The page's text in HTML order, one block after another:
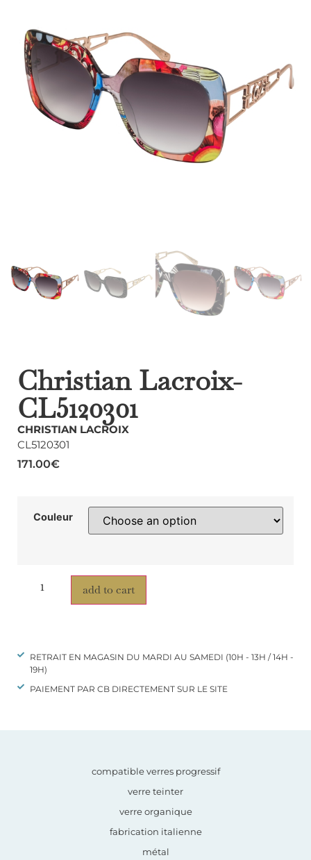
Christian Lacroix-
CL5120301
CHRISTIAN LACROIX
CL5120301
171.00€
Couleur
add to cart
RETRAIT EN MAGASIN DU MARDI AU SAMEDI (10H - 13H / 14H -
19H)
PAIEMENT PAR CB DIRECTEMENT SUR LE SITE
compatible verres progressif
verre teinter
verre organique
fabrication italienne
métal